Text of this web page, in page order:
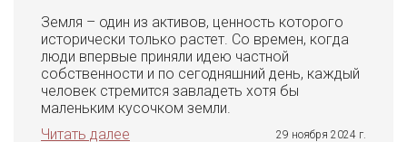
Земля – один из активов, ценность которого
исторически только растет. Со времен, когда
люди впервые приняли идею частной
собственности и по сегодняшний день, каждый
человек стремится завладеть хотя бы
маленьким кусочком земли.
Читать далее
29 ноября 2024 г.